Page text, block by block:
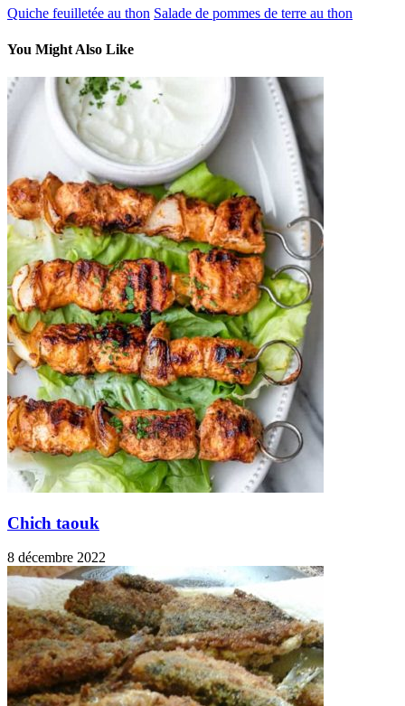
Quiche feuilletée au thon Salade de pommes de terre au thon
You Might Also Like
Chich taouk
8 décembre 2022